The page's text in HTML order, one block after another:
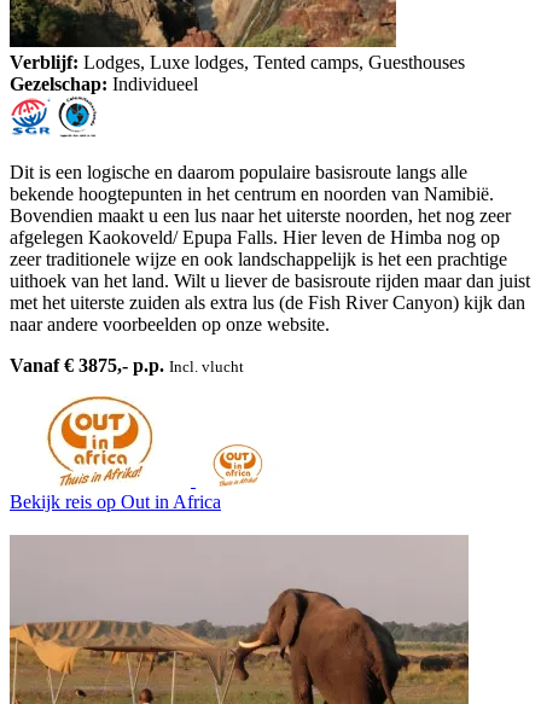
Verblijf: Lodges, Luxe lodges, Tented camps, Guesthouses
Gezelschap: Individueel
Dit is een logische en daarom populaire basisroute langs alle
bekende hoogtepunten in het centrum en noorden van Namibië.
Bovendien maakt u een lus naar het uiterste noorden, het nog zeer
afgelegen Kaokoveld/ Epupa Falls. Hier leven de Himba nog op
zeer traditionele wijze en ook landschappelijk is het een prachtige
uithoek van het land. Wilt u liever de basisroute rijden maar dan juist
met het uiterste zuiden als extra lus (de Fish River Canyon) kijk dan
naar andere voorbeelden op onze website.
Vanaf € 3875,- p.p. Incl. vlucht
Bekijk reis op Out in Africa